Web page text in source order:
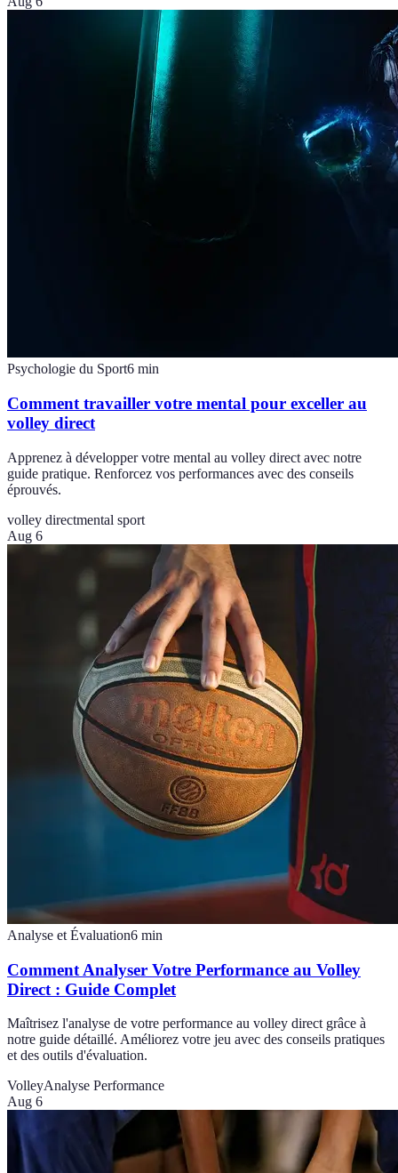
Psychologie du Sport6 min
Comment travailler votre mental pour exceller au
volley direct
Apprenez à développer votre mental au volley direct avec notre
guide pratique. Renforcez vos performances avec des conseils
éprouvés.
volley directmental sport
Aug 6
Analyse et Évaluation6 min
Comment Analyser Votre Performance au Volley
Direct : Guide Complet
Maîtrisez l'analyse de votre performance au volley direct grâce à
notre guide détaillé. Améliorez votre jeu avec des conseils pratiques
et des outils d'évaluation.
VolleyAnalyse Performance
Aug 6